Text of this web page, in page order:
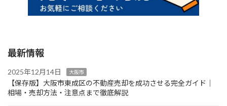
最新情報
2025年12月14日 大阪市
【保存版】大阪市東成区の不動産売却を成功させる完全ガイド｜
相場・売却方法・注意点まで徹底解説